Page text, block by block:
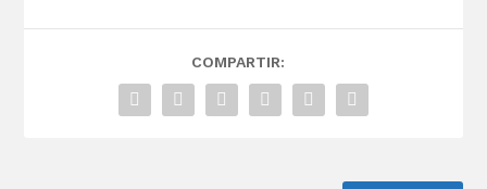
COMPARTIR: